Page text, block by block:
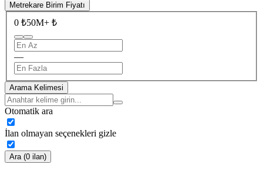
Metrekare Birim Fiyatı
0 ₺50M+ ₺
—
Arama Kelimesi
Otomatik ara
İlan olmayan seçenekleri gizle
Ara (0 ilan)